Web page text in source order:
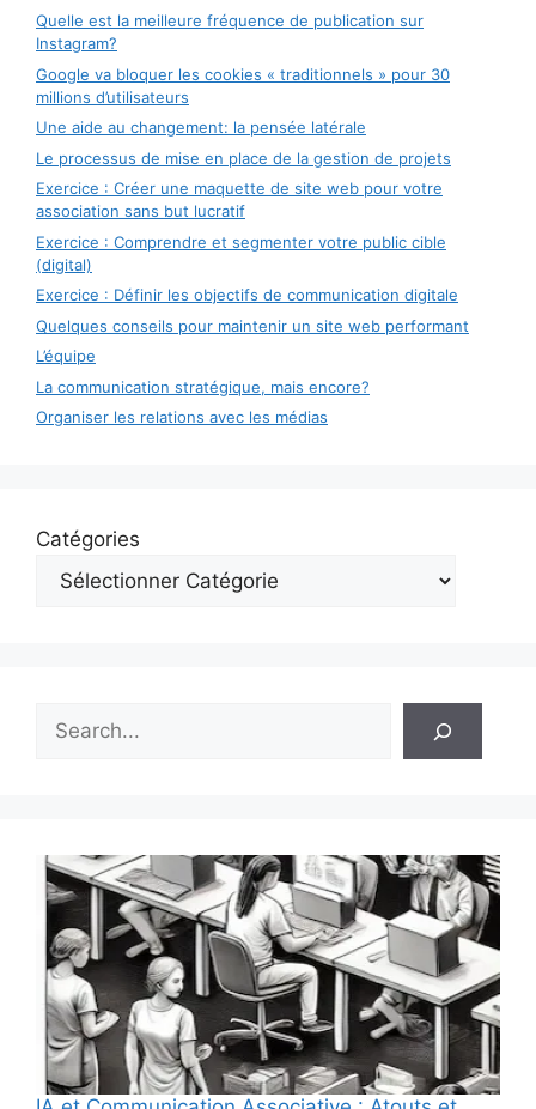
Quelle est la meilleure fréquence de publication sur
Instagram?
Google va bloquer les cookies « traditionnels » pour 30
millions d’utilisateurs
Une aide au changement: la pensée latérale
Le processus de mise en place de la gestion de projets
Exercice : Créer une maquette de site web pour votre
association sans but lucratif
Exercice : Comprendre et segmenter votre public cible
(digital)
Exercice : Définir les objectifs de communication digitale
Quelques conseils pour maintenir un site web performant
L’équipe
La communication stratégique, mais encore?
Organiser les relations avec les médias
Catégories
Rechercher